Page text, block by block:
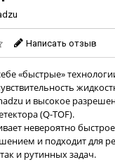
Написать отзыв
«быстрые»
и высокое
(Q-TOF).
невероятно
и подходит для
и рутинных задач.